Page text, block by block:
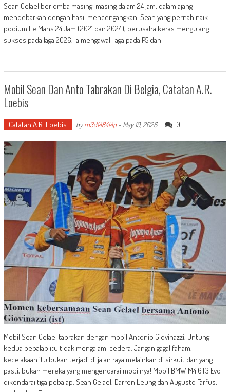
Sean Gelael berlomba masing-masing dalam 24 jam, dalam ajang
mendebarkan dengan hasil mencengangkan. Sean yang pernah naik
podium Le Mans 24 Jam (2021 dan 2024), berusaha keras mengulang
sukses pada laga 2026. Ia mengawali laga pada P5 dan
Mobil Sean Dan Anto Tabrakan Di Belgia, Catatan A.R.
Loebis
Catatan A.R. Loebis bym3d1484l4p- May 19, 2026 0
Mobil Sean Gelael tabrakan dengan mobil Antonio Giovinazzi. Untung
kedua pebalap itu tidak mengalami cedera. Jangan gagal faham,
kecelakaan itu bukan terjadi di jalan raya melainkan di sirkuit dan yang
pasti, bukan mereka yang mengendarai mobilnya! Mobil BMW M4 GT3 Evo
dikendarai tiga pebalap: Sean Gelael, Darren Leung dan Augusto Farfus,